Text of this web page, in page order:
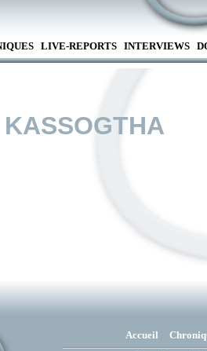
LIVE-REPORTS INTERVIEWS
KASSOGTHA
Accueil